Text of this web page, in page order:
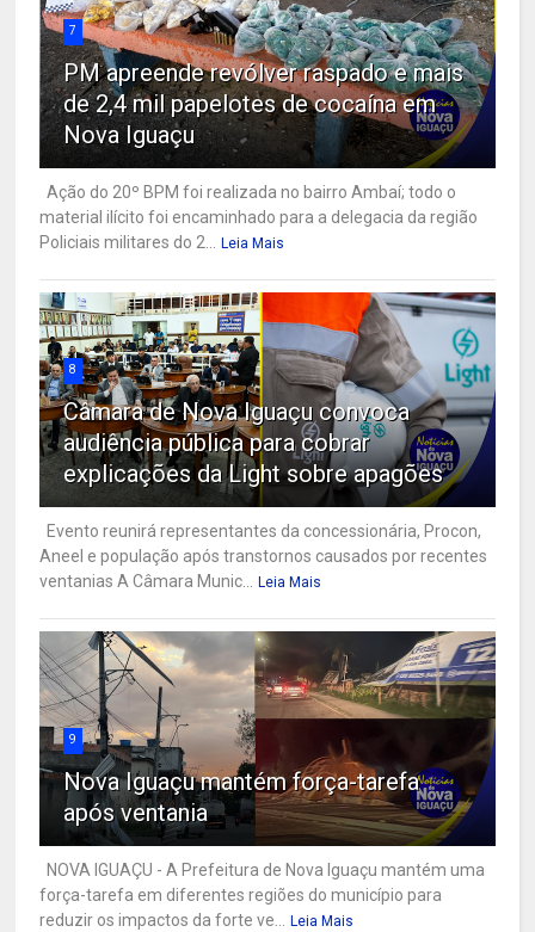
7
PM apreende revólver raspado e mais
de 2,4 mil papelotes de cocaína em
Nova Iguaçu
Ação do 20º BPM foi realizada no bairro Ambaí; todo o
material ilícito foi encaminhado para a delegacia da região
Policiais militares do 2... Leia Mais
8
Câmara de Nova Iguaçu convoca
audiência pública para cobrar
explicações da Light sobre apagões
Evento reunirá representantes da concessionária, Procon,
Aneel e população após transtornos causados por recentes
ventanias A Câmara Munic... Leia Mais
9
Nova Iguaçu mantém força-tarefa
após ventania
NOVA IGUAÇU - A Prefeitura de Nova Iguaçu mantém uma
força-tarefa em diferentes regiões do município para
reduzir os impactos da forte ve... Leia Mais